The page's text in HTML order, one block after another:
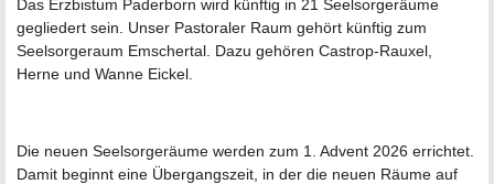
Das Erzbistum Paderborn wird künftig in 21 Seelsorgeräume
gegliedert sein. Unser Pastoraler Raum gehört künftig zum
Seelsorgeraum Emschertal. Dazu gehören Castrop-Rauxel,
Herne und Wanne Eickel.
Die neuen Seelsorgeräume werden zum 1. Advent 2026 errichtet.
Damit beginnt eine Übergangszeit, in der die neuen Räume auf